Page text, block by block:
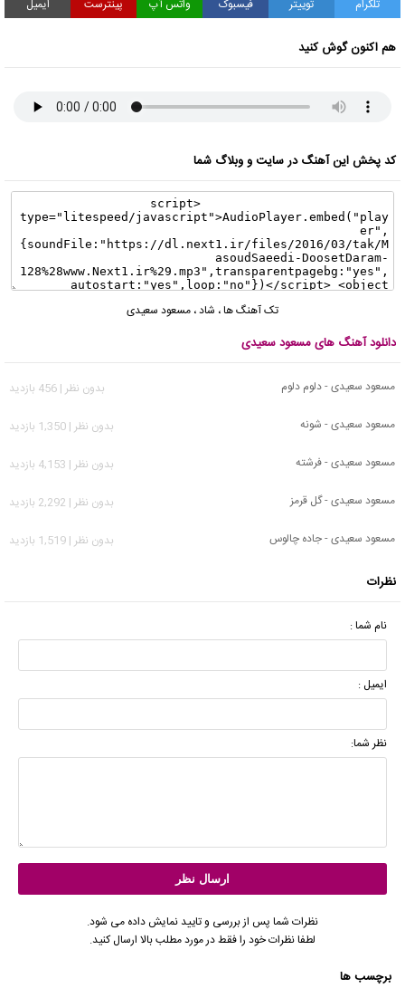
تلگرام توییتر فیسبوک واتس آپ پینترست ایمیل
هم اکنون گوش کنید
کد پخش این آهنگ در سایت و وبلاگ شما
تک آهنگ ها، شاد، مسعود سعیدی
دانلود آهنگ های مسعود سعیدی
مسعود سعیدی - دلوم دلوم
بدون نظر | 456 بازدید
مسعود سعیدی - شونه
بدون نظر | 1,350 بازدید
مسعود سعیدی - فرشته
بدون نظر | 4,153 بازدید
مسعود سعیدی - گل قرمز
بدون نظر | 2,292 بازدید
مسعود سعیدی - جاده چالوس
بدون نظر | 1,519 بازدید
نظرات
نام شما :
ایمیل :
نظر شما:
نظرات شما پس از بررسی و تایید نمایش داده می شود.
لطفا نظرات خود را فقط در مورد مطلب بالا ارسال کنید.
برچسب ها